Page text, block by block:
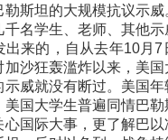
勒斯坦的大规模抗议示
千名学生、老师、其他
出来的，自从去年10月
加沙狂轰滥炸以来，美
示威就没有断过。美国
美国大学生普遍同情巴
心国际大事，更了解巴